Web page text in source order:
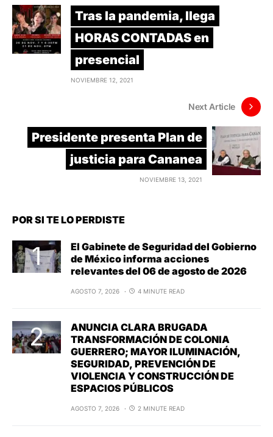
Tras la pandemia, llega
HORAS CONTADAS en
presencial
NOVIEMBRE 12, 2021
Next Article
Presidente presenta Plan de
justicia para Cananea
NOVIEMBRE 13, 2021
POR SI TE LO PERDISTE
El Gabinete de Seguridad del Gobierno
de México informa acciones
relevantes del 06 de agosto de 2026
AGOSTO 7, 2026 4 MINUTE READ
ANUNCIA CLARA BRUGADA
TRANSFORMACIÓN DE COLONIA
GUERRERO; MAYOR ILUMINACIÓN,
SEGURIDAD, PREVENCIÓN DE
VIOLENCIA Y CONSTRUCCIÓN DE
ESPACIOS PÚBLICOS
AGOSTO 7, 2026 2 MINUTE READ